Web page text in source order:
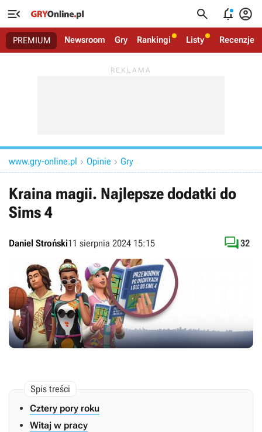
   
PREMIUM Newsroom Gry Rankingi Listy Recenzje
www.gry-online.pl  Opinie  Gry
Kraina magii. Najlepsze dodatki do
Sims 4
Daniel Stroński11 sierpnia 2024 15:15 32
Cztery pory roku
Witaj w pracy